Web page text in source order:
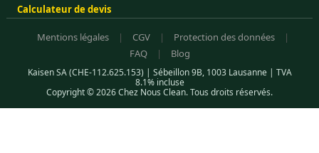
Calculateur de devis
Mentions légales | CGV | Protection des données
|
FAQ
| Blog
Kaisen SA (CHE-112.625.153) | Sébeillon 9B, 1003 Lausanne | TVA
8.1% incluse
Copyright © 2026 Chez Nous Clean. Tous droits réservés.